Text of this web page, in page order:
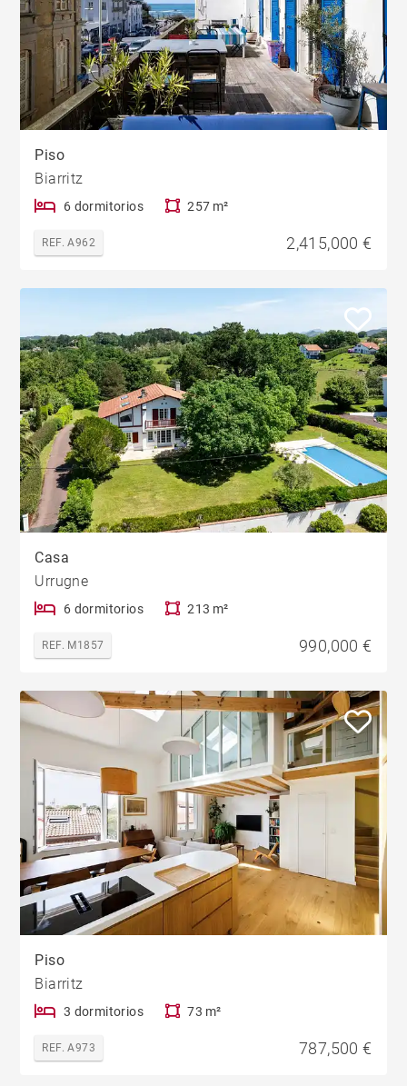
Piso
Biarritz
6 dormitorios 257 m²
REF. A962 2,415,000 €
Casa
Urrugne
6 dormitorios 213 m²
REF. M1857 990,000 €
Piso
Biarritz
3 dormitorios 73 m²
REF. A973 787,500 €